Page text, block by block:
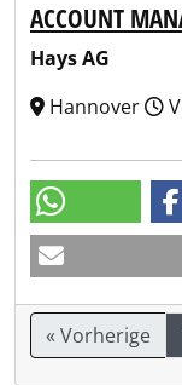
ACCOUNT
Hays AG
Hannover
« Vorherige